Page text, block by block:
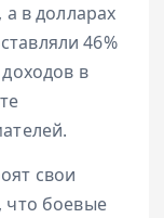
, а в долларах
46%
в
свои
что боевые